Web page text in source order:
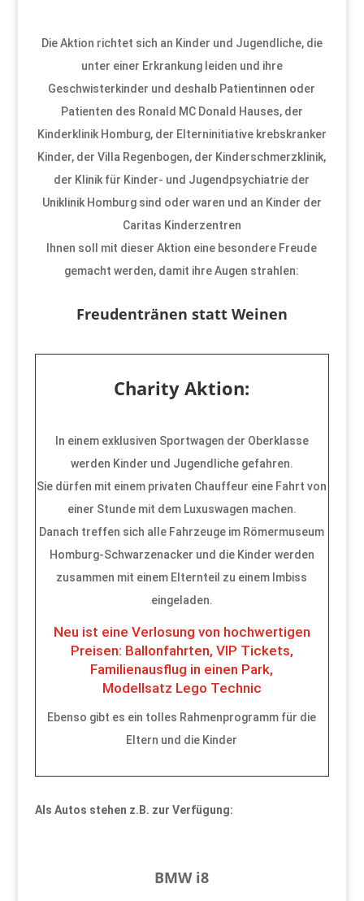
Die Aktion richtet sich an Kinder und Jugendliche, die
unter einer Erkrankung leiden und ihre
Geschwisterkinder und deshalb Patientinnen oder
Patienten des Ronald MC Donald Hauses, der
Kinderklinik Homburg, der Elterninitiative krebskranker
Kinder, der Villa Regenbogen, der Kinderschmerzklinik,
der Klinik für Kinder- und Jugendpsychiatrie der
Uniklinik Homburg sind oder waren und an Kinder der
Caritas Kinderzentren
Ihnen soll mit dieser Aktion eine besondere Freude
gemacht werden, damit ihre Augen strahlen:
Freudentränen statt Weinen
Charity Aktion:
In einem exklusiven Sportwagen der Oberklasse
werden Kinder und Jugendliche gefahren.
Sie dürfen mit einem privaten Chauffeur eine Fahrt von
einer Stunde mit dem Luxuswagen machen.
Danach treffen sich alle Fahrzeuge im Römermuseum
Homburg-Schwarzenacker und die Kinder werden
zusammen mit einem Elternteil zu einem Imbiss
eingeladen.
Neu ist eine Verlosung von hochwertigen
Preisen: Ballonfahrten, VIP Tickets,
Familienausflug in einen Park,
Modellsatz Lego Technic
Ebenso gibt es ein tolles Rahmenprogramm für die
Eltern und die Kinder
Als Autos stehen z.B. zur Verfügung:
BMW i8